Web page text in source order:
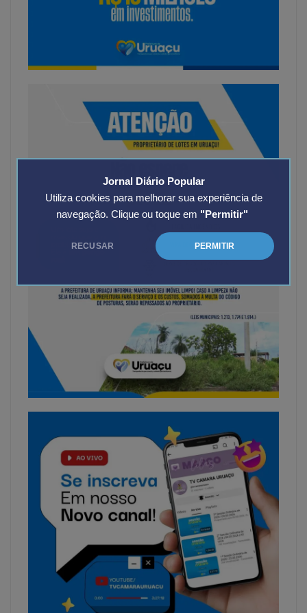
Jornal Diário Popular
Utiliza cookies para melhorar sua experiência de
navegação. Clique ou toque em "Permitir"
RECUSAR PERMITIR